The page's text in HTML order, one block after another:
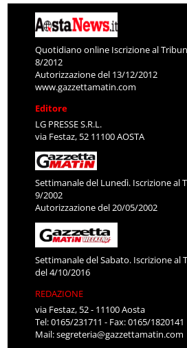
Quotidiano online Iscrizione al
8/2012
Autorizzazione del 13/12/2012
www.gazzettamatin.com
Editore
LG PRESSE S.R.L.
via Festaz, 52 11100 AOSTA
Settimanale del Lunedì. Iscrizione al
9/2002
Autorizzazione del 20/05/2002
Settimanale del Sabato. Iscrizione al
del 4/10/2016
REDAZIONE
via Festaz, 52 - 11100 Aosta
Tel: 0165/231711 - Fax: 0165/1820141
Mail:segreteria@gazzettamatin.com